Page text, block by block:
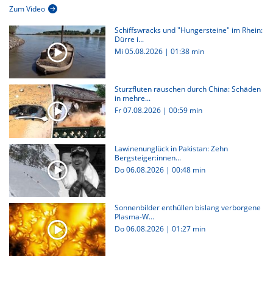
Zum Video
Schiffswracks und "Hungersteine" im Rhein:
Dürre i...
Mi 05.08.2026 | 01:38 min
Sturzfluten rauschen durch China: Schäden
in mehre...
Fr 07.08.2026 | 00:59 min
Lawinenunglück in Pakistan: Zehn
Bergsteiger:innen...
Do 06.08.2026 | 00:48 min
Sonnenbilder enthüllen bislang verborgene
Plasma-W...
Do 06.08.2026 | 01:27 min